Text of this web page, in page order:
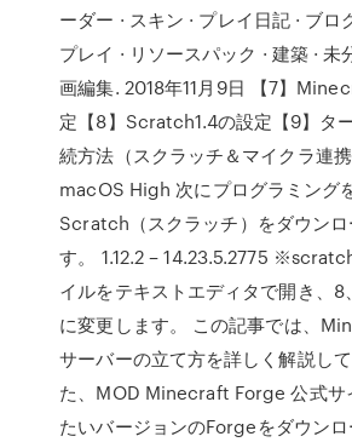
ーダー · スキン · プレイ日記 · ブロ
プレイ · リソースパック · 建築 · 未
画編集. 2018年11月9日 【7】
定【8】Scratch1.4の設定【9】タ
続方法（スクラッチ＆マイクラ連携
macOS High 次にプログラミング
Scratch（スクラッチ）をダウンロ
す。 1.12.2 – 14.23.5.2775
イルをテキストエディタで開き、8
に変更します。 この記事では、
サーバーの立て方を詳しく解説し
た、MOD Minecraft Forge 公式サ
たいバージョンのForgeをダウン